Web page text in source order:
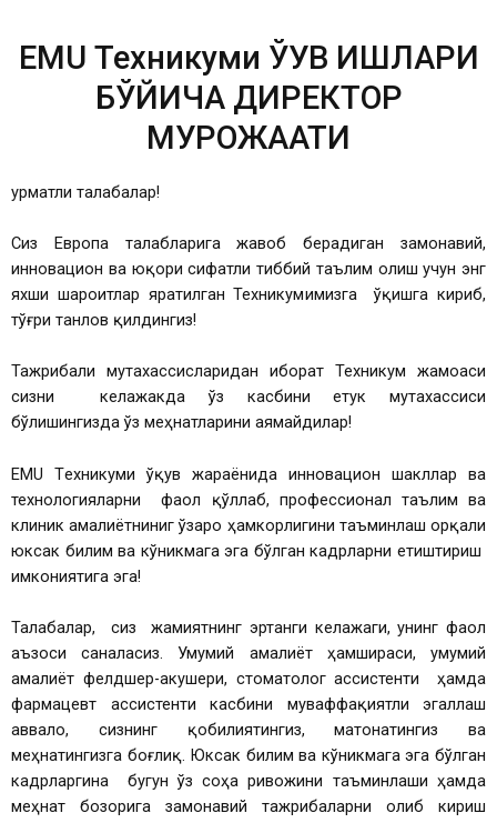
EMU Техникуми ЎҚУВ ИШЛАРИ
БЎЙИЧА ДИРЕКТОР
МУРОЖААТИ
Ҳурматли талабалар!
Сиз Европа талабларига жавоб берадиган замонавий,
инновацион ва юқори сифатли тиббий таълим олиш учун энг
яхши шароитлар яратилган Техникумимизга ўқишга кириб,
тўғри танлов қилдингиз!
Тажрибали мутахассисларидан иборат Техникум жамоаси
сизни келажакда ўз касбини етук мутахассиси
бўлишингизда ўз меҳнатларини аямайдилар!
ЕМU Tехникуми ўқув жараёнида инновацион шакллар ва
технологияларни фаол қўллаб, профессионал таълим ва
клиник амалиётниниг ўзаро ҳамкорлигини таъминлаш орқали
юксак билим ва кўникмага эга бўлган кадрларни етиштириш
имкониятига эга!
Талабалар, сиз жамиятнинг эртанги келажаги, унинг фаол
аъзоси саналасиз. Умумий амалиёт ҳамшираси, умумий
амалиёт фелдшер-акушери, стоматолог ассистенти ҳамда
фармацевт ассистенти касбини муваффақиятли эгаллаш
аввало, сизнинг қобилиятингиз, матонатингиз ва
меҳнатингизга боғлиқ. Юксак билим ва кўникмага эга бўлган
кадрларгина бугун ўз соҳа ривожини таъминлаши ҳамда
меҳнат бозорига замонавий тажрибаларни олиб кириш